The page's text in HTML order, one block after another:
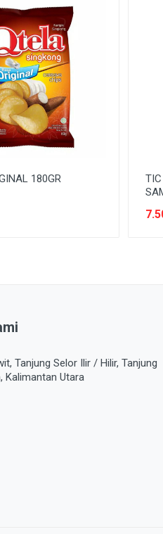
180GR
Tanjung Selor Ilir / Hilir, Tanjung
Kalimantan Utara